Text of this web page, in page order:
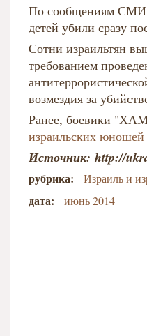
По сообщениям
детей убили сразу
Сотни израильтян
требованием
возмездия за
Ранее, боевики
израильских
Источник: http://
рубрика: Израиль и
дата: июнь 2014